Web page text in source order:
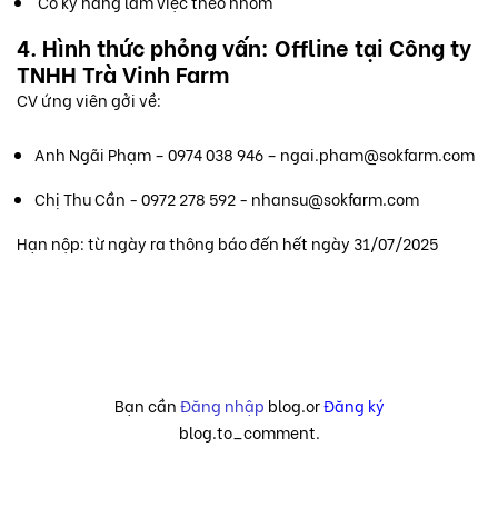
4. Hình thức phỏng vấn: Offline tại Công ty
TNHH Trà Vinh Farm
CV ứng viên gởi về:
Anh Ngãi Phạm – 0974 038 946 – ngai.pham@sokfarm.com
Chị Thu Cần - 0972 278 592 - nhansu@sokfarm.com
Hạn nộp: từ ngày ra thông báo đến hết ngày 31/07/2025
Bạn cầnĐăng nhập blog.orĐăng ký
blog.to_comment.